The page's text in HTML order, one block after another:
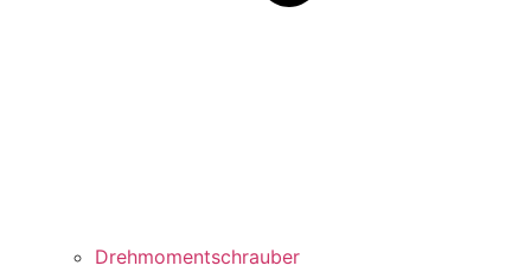
Drehmomentschrauber